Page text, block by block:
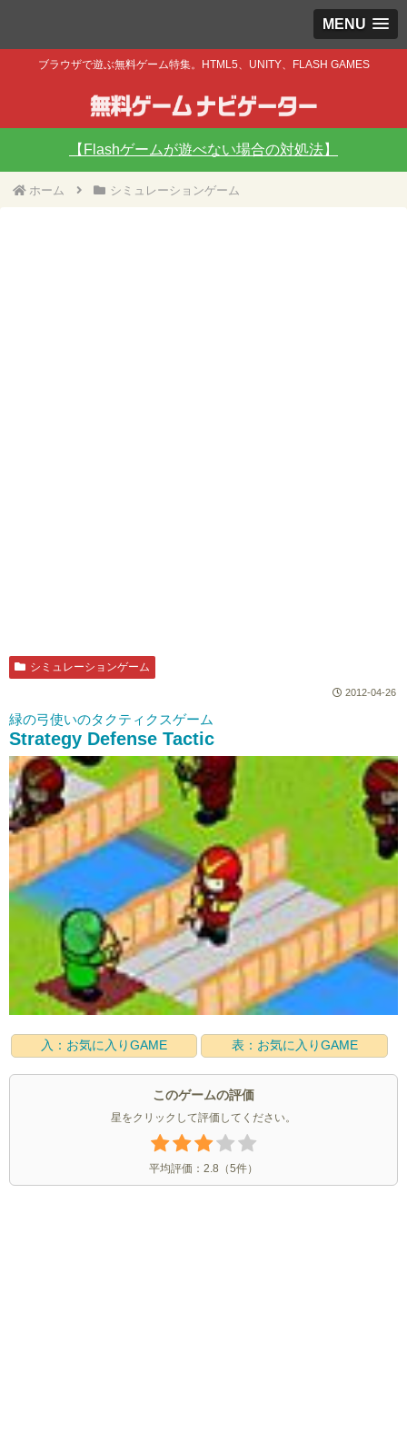
MENU
ブラウザで遊ぶ無料ゲーム特集。HTML5、UNITY、FLASH GAMES
【Flashゲームが遊べない場合の対処法】
ホーム シミュレーションゲーム
シミュレーションゲーム
2012-04-26
緑の弓使いのタクティクスゲーム
Strategy Defense Tactic
入：お気に入りGAME 表：お気に入りGAME
このゲームの評価
星をクリックして評価してください。
平均評価： 2.8 （5件）